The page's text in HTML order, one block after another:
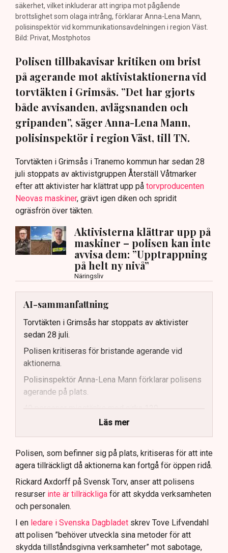
säkerhet, vilket inkluderar att ingripa mot pågående
brottslighet som olaga intrång, förklarar Anna-Lena Mann,
polisinspektör vid kommunikationsavdelningen i region Väst.
Bild: Privat, Mostphotos
Polisen tillbakavisar kritiken om brist
på agerande mot aktivistaktionerna vid
torvtäkten i Grimsås. ”Det har gjorts
både avvisanden, avlägsnanden och
gripanden”, säger Anna-Lena Mann,
polisinspektör i region Väst, till TN.
Torvtäkten i Grimsås i Tranemo kommun har sedan 28
juli stoppats av aktivistgruppen Återställ Våtmarker
efter att aktivister har klättrat upp på torvproducenten
Neovas maskiner, grävt igen diken och spridit
ogräsfrön över täkten.
Aktivisterna klättrar upp på
maskiner – polisen kan inte
avvisa dem: ”Upptrappning
på helt ny nivå”
Näringsliv
AI-sammanfattning
Torvtäkten i Grimsås har stoppats av aktivister
sedan 28 juli.
Polisen kritiseras för bristande agerande vid
aktionerna.
Polisinspektör Anna-Lena Mann förklarar polisens
agerande på plats.
40 personer misstänks med cirka 120
brottsmisstankar kopplade.
Polisen använder drönare och uniformerad polis
för att dokumentera bevis.
Samtidigt är polisarbetet komplext när det gäller
att navigera juridiska rättigheter och gränser.
Läs mer
Polisen, som befinner sig på plats, kritiseras för att inte
agera tillräckligt då aktionerna kan fortgå för öppen ridå.
Rickard Axdorff på Svensk Torv, anser att polisens
resurser inte är tillräckliga för att skydda verksamheten
och personalen.
I en ledare i Svenska Dagbladet skrev Tove Lifvendahl
att polisen ”behöver utveckla sina metoder för att
skydda tillståndsgivna verksamheter” mot sabotage,